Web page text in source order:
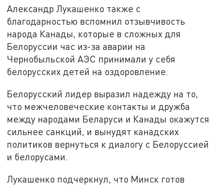
Александр Лукашенко также с
благодарностью вспомнил отзывчивость
народа Канады, которые в сложных для
Белоруссии час из-за аварии на
Чернобыльской АЭС принимали у себя
белорусских детей на оздоровление.
Белорусский лидер выразил надежду на то,
что межчеловеческие контакты и дружба
между народами Беларуси и Канады окажутся
сильнее санкций, и вынудят канадских
политиков вернуться к диалогу с Белоруссией
и белорусами.
Лукашенко подчеркнул, что Минск готов